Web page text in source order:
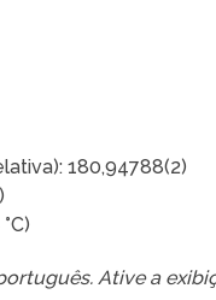
180,94788(2)
Ative a